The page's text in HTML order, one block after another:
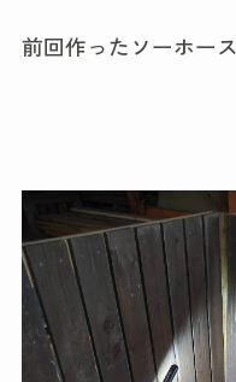
前回作ったソーホー